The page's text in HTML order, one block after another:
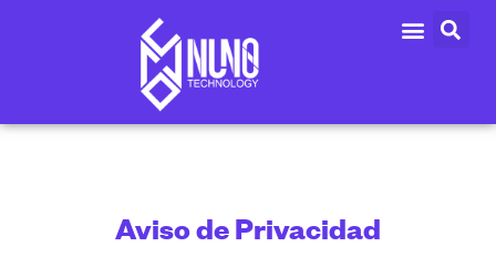
Aviso de Privacidad